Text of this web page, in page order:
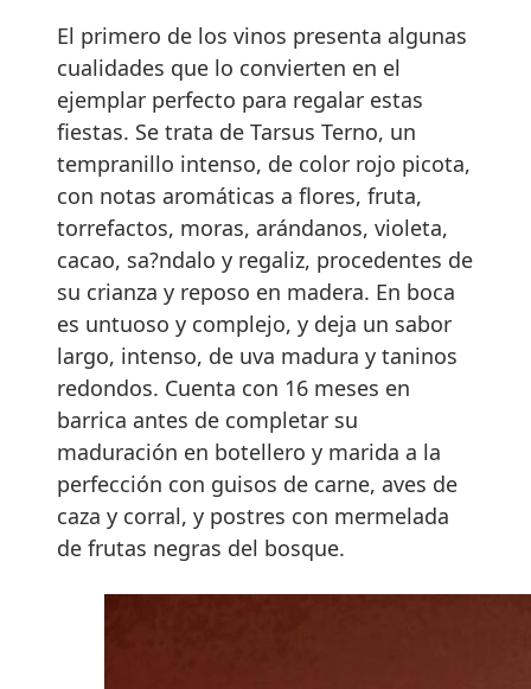
El primero de los vinos presenta algunas
cualidades que lo convierten en el
ejemplar perfecto para regalar estas
fiestas. Se trata de Tarsus Terno, un
tempranillo intenso, de color rojo picota,
con notas aromáticas a flores, fruta,
torrefactos, moras, arándanos, violeta,
cacao, sa?ndalo y regaliz, procedentes de
su crianza y reposo en madera. En boca
es untuoso y complejo, y deja un sabor
largo, intenso, de uva madura y taninos
redondos. Cuenta con 16 meses en
barrica antes de completar su
maduración en botellero y marida a la
perfección con guisos de carne, aves de
caza y corral, y postres con mermelada
de frutas negras del bosque.